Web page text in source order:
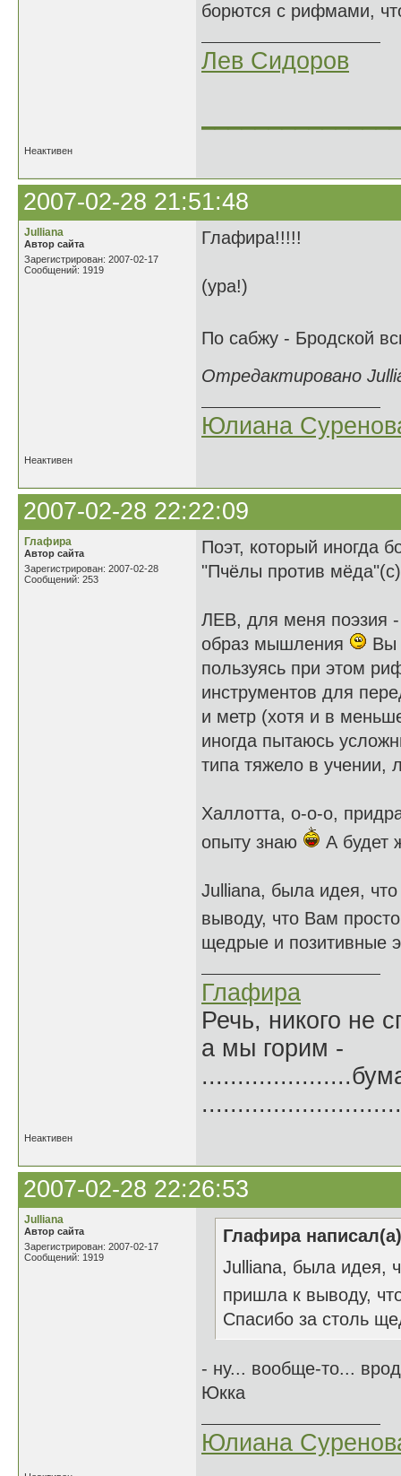
борются с рифмами,
Лев Сидоров
Неактивен
2007-02-28 21:51:48
Julliana
Автор сайта
Зарегистрирован: 2007-02-17
Сообщений: 1919
Глафира!!!!!
(ура!)
По сабжу - Бродской
Отредактировано
Юлиана
Неактивен
2007-02-28 22:22:09
Глафира
Автор сайта
Зарегистрирован: 2007-02-28
Сообщений: 253
Поэт, который иногда
"Пчёлы против
ЛЕВ, для меня поэзия -
образ мышления
Вы
пользуясь при этом
инструментов для
и метр (хотя и в
иногда пытаюсь
типа тяжело в учении,
Халлотта, о-о-о,
опыту знаю
А будет
Julliana, была идея,
выводу, что Вам
щедрые и позитивные
Глафира
Речь, никого не
а мы горим -
Неактивен
2007-02-28 22:26:53
Julliana
Автор сайта
Зарегистрирован: 2007-02-17
Сообщений: 1919
Глафира
Julliana, была идея,
пришла к выводу,
Спасибо за столь
- ну... вообще-то...
Юкка
Юлиана